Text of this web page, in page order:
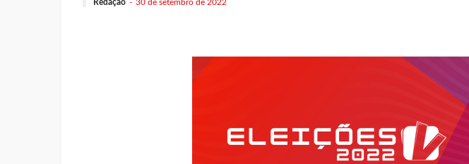
Redação 30 de setembro de 2022